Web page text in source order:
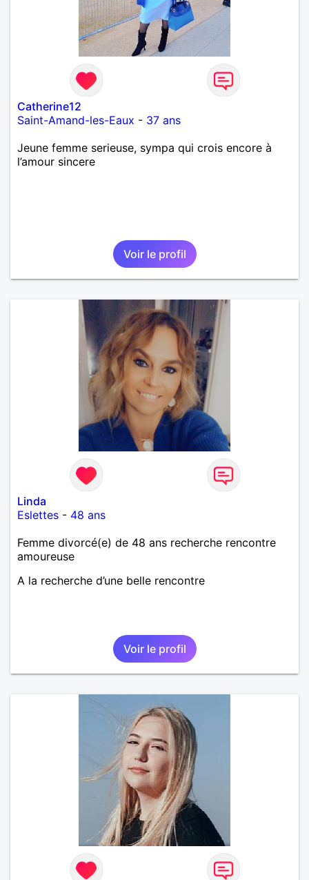
Catherine12
Saint-Amand-les-Eaux - 37 ans
Jeune femme serieuse, sympa qui crois encore à
l’amour sincere
Voir le profil
Linda
Eslettes - 48 ans
Femme divorcé(e) de 48 ans recherche rencontre
amoureuse
A la recherche d’une belle rencontre
Voir le profil